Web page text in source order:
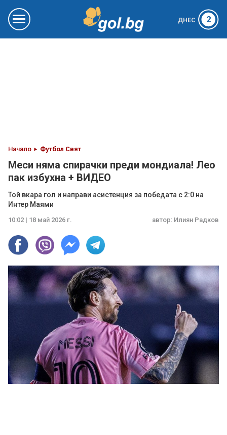
ДНЕС 2
Начало Футбол Свят
Меси няма спирачки преди мондиала! Лео
пак избухна + ВИДЕО
Той вкара гол и направи асистенция за победата с 2:0 на
Интер Маями
10:02 | 18 май 2026 г. автор: Илиян Радков